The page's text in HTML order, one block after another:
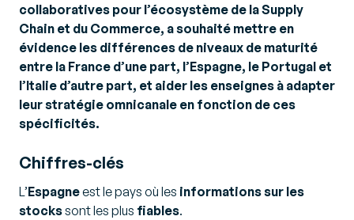
collaboratives pour l’écosystème de la Supply
Chain et du Commerce, a souhaité mettre en
évidence les différences de niveaux de maturité
entre la France d’une part, l’Espagne, le Portugal et
l’Italie d’autre part, et aider les enseignes à adapter
leur stratégie omnicanale en fonction de ces
spécificités.
Chiffres-clés
L’Espagneest le pays où les informations sur les
stockssont les plus fiables.